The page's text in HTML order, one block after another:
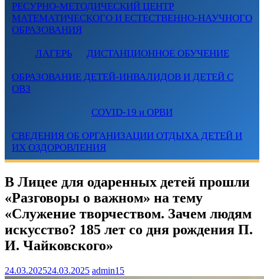
РЕСУРНО-МЕТОДИЧЕСКИЙ ЦЕНТР
МАТЕМАТИЧЕСКОГО И ЕСТЕСТВЕННО-НАУЧНОГО
ОБРАЗОВАНИЯ
ЛАГЕРЬ ДИСТАНЦИОННОЕ ОБУЧЕНИЕ
ОБРАЗОВАНИЕ ДЕТЕЙ-ИНВАЛИДОВ И ДЕТЕЙ С
ОВЗ
COVID-19 и ОРВИ
СВЕДЕНИЯ ОБ ОРГАНИЗАЦИИ ОТДЫХА ДЕТЕЙ И
ИХ ОЗДОРОВЛЕНИЯ
В Лицее для одаренных детей прошли
«Разговоры о важном» на тему
«Служение творчеством. Зачем людям
искусство? 185 лет со дня рождения П.
И. Чайковского»
24.03.202524.03.2025 admin15